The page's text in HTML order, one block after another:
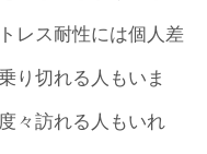
レス耐性には個人差
り切れる人もいま
々訪れる人もいれ